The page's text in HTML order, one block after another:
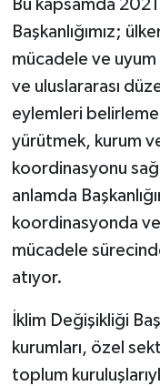
Bu kapsamda
Başkanlığımız;
mücadele ve uyum
ve uluslararası
eylemleri
yürütmek, kurum
koordinasyonu
anlamda
koordinasyonda
mücadele
atıyor.
İklim Değişikliği
kurumları, özel
toplum